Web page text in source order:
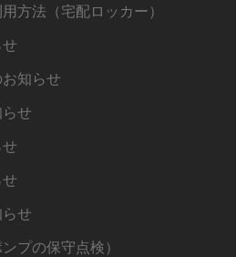
方法（宅配ロッカー）
知らせ
せ
せ
プの保守点検）